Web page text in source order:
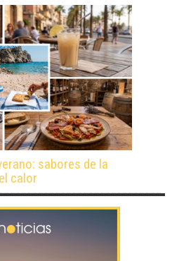
sabores de la
calor